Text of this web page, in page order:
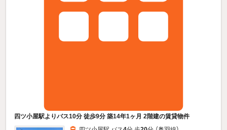
四ツ小屋駅よりバス10分 徒歩9分 築14年1ヶ月 2階建の賃貸物件